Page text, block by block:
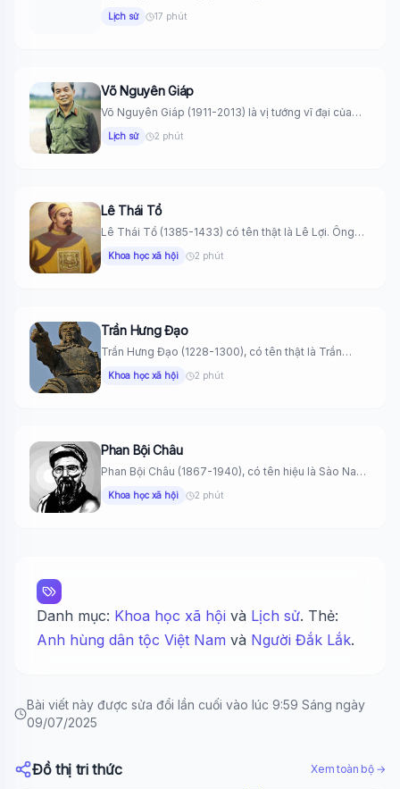
Lịch sử 17 phút
Võ Nguyên Giáp
Võ Nguyên Giáp (1911-2013) là vị tướng vĩ đại của
Lịch sử 2 phút
Lê Thái Tổ
Lê Thái Tổ (1385-1433) có tên thật là Lê Lợi. Ông
Khoa học xã hội 2 phút
Trần Hưng Đạo
Trần Hưng Đạo (1228-1300), có tên thật là Trần
Khoa học xã hội 2 phút
Phan Bội Châu
Phan Bội Châu (1867-1940), có tên hiệu là Sào Nam.
Khoa học xã hội 2 phút
Danh mục: Khoa học xã hội và Lịch sử. Thẻ:
Anh hùng dân tộc Việt Nam và Người Đắk Lắk.
Bài viết này được sửa đổi lần cuối vào lúc 9:59 Sáng ngày
09/07/2025
Đồ thị tri thức Xem toàn bộ →